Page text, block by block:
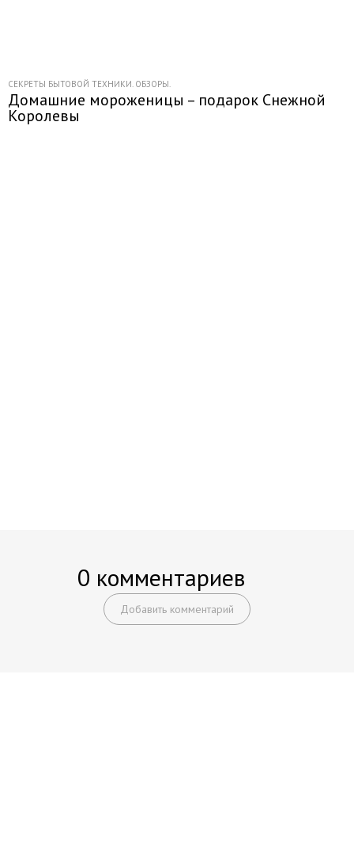
СЕКРЕТЫ БЫТОВОЙ ТЕХНИКИ. ОБЗОРЫ.
Домашние мороженицы – подарок Снежной
Королевы
0 комментариев
Добавить комментарий